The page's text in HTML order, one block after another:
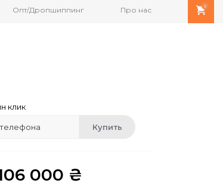
Опт/Дропшиппинг Про нас 0
клик
Купить
000 ₴